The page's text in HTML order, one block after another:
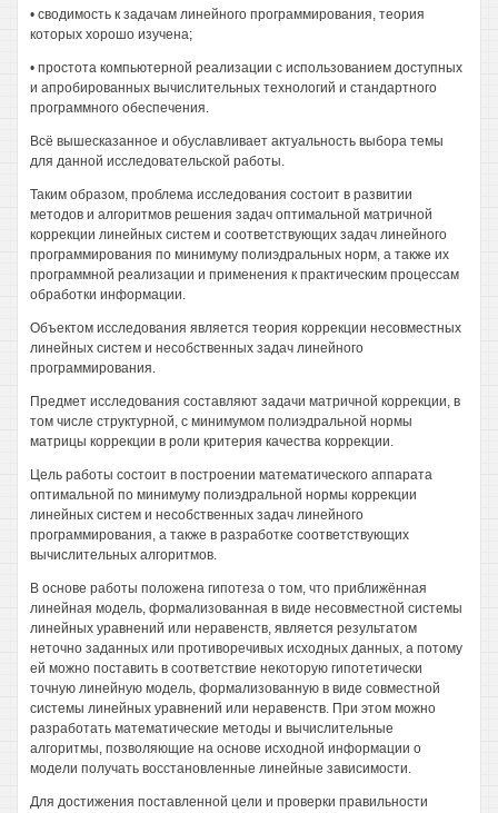
• сводимость к задачам линейного программирования, теория
которых хорошо изучена;
• простота компьютерной реализации с использованием доступных
и апробированных вычислительных технологий и стандартного
программного обеспечения.
Всё вышесказанное и обуславливает актуальность выбора темы
для данной исследовательской работы.
Таким образом, проблема исследования состоит в развитии
методов и алгоритмов решения задач оптимальной матричной
коррекции линейных систем и соответствующих задач линейного
программирования по минимуму полиэдральных норм, а также их
программной реализации и применения к практическим процессам
обработки информации.
Объектом исследования является теория коррекции несовместных
линейных систем и несобственных задач линейного
программирования.
Предмет исследования составляют задачи матричной коррекции, в
том числе структурной, с минимумом полиэдральной нормы
матрицы коррекции в роли критерия качества коррекции.
Цель работы состоит в построении математического аппарата
оптимальной по минимуму полиэдральной нормы коррекции
линейных систем и несобственных задач линейного
программирования, а также в разработке соответствующих
вычислительных алгоритмов.
В основе работы положена гипотеза о том, что приближённая
линейная модель, формализованная в виде несовместной системы
линейных уравнений или неравенств, является результатом
неточно заданных или противоречивых исходных данных, а потому
ей можно поставить в соответствие некоторую гипотетически
точную линейную модель, формализованную в виде совместной
системы линейных уравнений или неравенств. При этом можно
разработать математические методы и вычислительные
алгоритмы, позволяющие на основе исходной информации о
модели получать восстановленные линейные зависимости.
Для достижения поставленной цели и проверки правильности